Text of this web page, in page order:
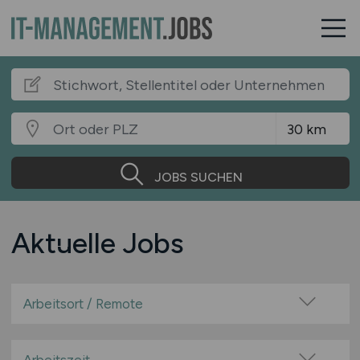
JOBS SUCHEN
Aktuelle Jobs
Arbeitsort / Remote